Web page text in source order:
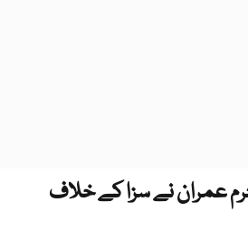
عمران نے سزا کے خلاف